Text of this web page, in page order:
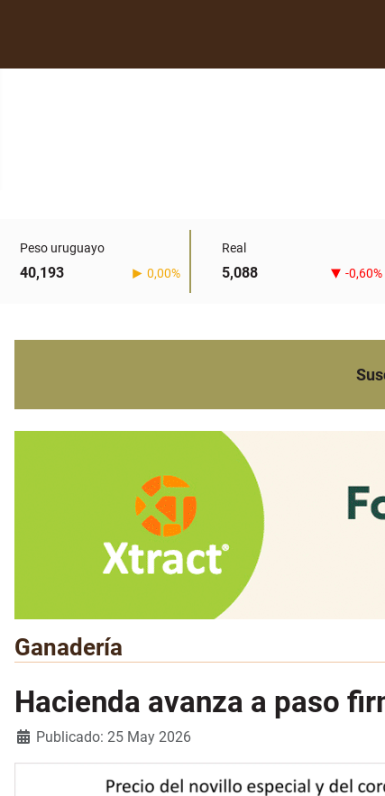
Peso uruguayo
40,193 0,00%
Real
5,088 -0,60%
Ganadería
Hacienda avanza a paso
Detalles
Publicado: 25 May 2026